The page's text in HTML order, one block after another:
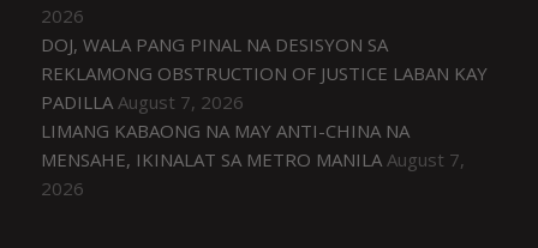
2026
DOJ, WALA PANG PINAL NA DESISYON SA
REKLAMONG OBSTRUCTION OF JUSTICE LABAN KAY
PADILLA August 7, 2026
LIMANG KABAONG NA MAY ANTI-CHINA NA
MENSAHE, IKINALAT SA METRO MANILA August 7,
2026